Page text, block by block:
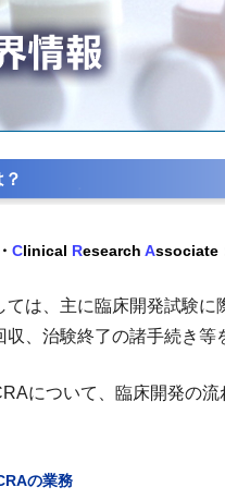
Clinical Research Associate
ては、主に臨床開発試験
収、治験終了の諸手続き等
について、臨床開発の流
の業務